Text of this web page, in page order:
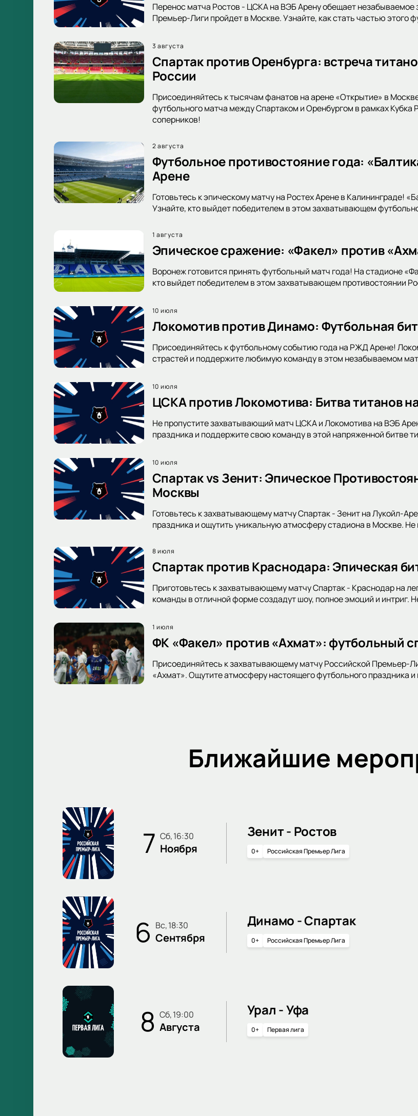
Перенос матча Ростов - ЦСКА на ВЭБ Арену обещает
Премьер-Лиги пройдет в Москве. Узнайте, как стать частью этого
3 августа
Спартак против Оренбурга: встреча
России
Присоединяйтесь к тысячам фанатов на арене «Открытие» в
футбольного матча между Спартаком и Оренбургом в рамках Кубка
соперников!
2 августа
Футбольное противостояние года:
Арене
Готовьтесь к эпическому матчу на Ростех Арене в Калининграде!
Узнайте, кто выйдет победителем в этом захватывающем
1 августа
Эпическое сражение: «Факел» против
Воронеж готовится принять футбольный матч года! На стадионе
кто выйдет победителем в этом захватывающем противостоянии
10 июля
Локомотив против Динамо: Футбольная
Присоединяйтесь к футбольному событию года на РЖД Арене!
страстей и поддержите любимую команду в этом незабываемом
10 июля
ЦСКА против Локомотива: Битва титанов
Не пропустите захватывающий матч ЦСКА и Локомотива на ВЭБ
праздника и поддержите свою команду в этой напряженной битве
10 июля
Спартак vs Зенит: Эпическое
Москвы
Готовьтесь к захватывающему матчу Спартак - Зенит на Лукойл-
праздника и ощутить уникальную атмосферу стадиона в Москве.
8 июля
Спартак против Краснодара: Эпическая
Приготовьтесь к захватывающему матчу Спартак - Краснодар на
команды в отличной форме создадут шоу, полное эмоций и интриг.
1 июля
ФК «Факел» против «Ахмат»: футбольный
Присоединяйтесь к захватывающему матчу Российской Премьер-
«Ахмат». Ощутите атмосферу настоящего футбольного праздника
Ближайшие
7 сб, 16:30
Ноября
Зенит - Ростов
0+ Российская Премьер Лига
6 вс, 18:30
Сентября
Динамо - Спартак
0+ Российская Премьер Лига
8 сб, 19:00
Августа
Урал - Уфа
0+ Первая лига